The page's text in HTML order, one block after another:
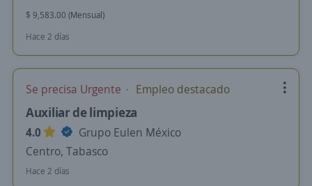
$ 9,583.00 (Mensual)
Hace 2 días
Se precisa Urgente Empleo destacado
Auxiliar de limpieza
4.0
Grupo Eulen México
Centro, Tabasco
Hace 2 días